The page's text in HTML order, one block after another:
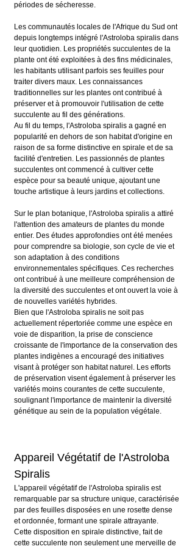
périodes de sécheresse.
Les communautés locales de l'Afrique du Sud ont
depuis longtemps intégré l'Astroloba spiralis dans
leur quotidien. Les propriétés succulentes de la
plante ont été exploitées à des fins médicinales,
les habitants utilisant parfois ses feuilles pour
traiter divers maux. Les connaissances
traditionnelles sur les plantes ont contribué à
préserver et à promouvoir l'utilisation de cette
succulente au fil des générations.
Au fil du temps, l'Astroloba spiralis a gagné en
popularité en dehors de son habitat d'origine en
raison de sa forme distinctive en spirale et de sa
facilité d'entretien. Les passionnés de plantes
succulentes ont commencé à cultiver cette
espèce pour sa beauté unique, ajoutant une
touche artistique à leurs jardins et collections.
Sur le plan botanique, l'Astroloba spiralis a attiré
l'attention des amateurs de plantes du monde
entier. Des études approfondies ont été menées
pour comprendre sa biologie, son cycle de vie et
son adaptation à des conditions
environnementales spécifiques. Ces recherches
ont contribué à une meilleure compréhension de
la diversité des succulentes et ont ouvert la voie à
de nouvelles variétés hybrides.
Bien que l'Astroloba spiralis ne soit pas
actuellement répertoriée comme une espèce en
voie de disparition, la prise de conscience
croissante de l'importance de la conservation des
plantes indigènes a encouragé des initiatives
visant à protéger son habitat naturel. Les efforts
de préservation visent également à préserver les
variétés moins courantes de cette succulente,
soulignant l'importance de maintenir la diversité
génétique au sein de la population végétale.
Appareil Végétatif de l'Astroloba
Spiralis
L'appareil végétatif de l'Astroloba spiralis est
remarquable par sa structure unique, caractérisée
par des feuilles disposées en une rosette dense
et ordonnée, formant une spirale attrayante.
Cette disposition en spirale distinctive, fait de
cette succulente non seulement une merveille de